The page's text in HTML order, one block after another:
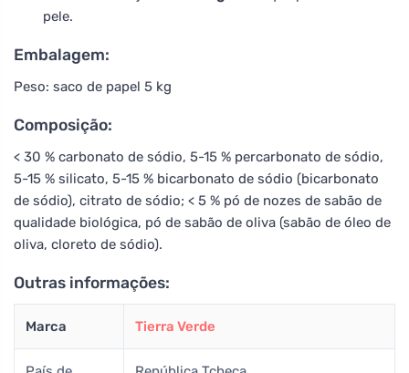
pele.
Embalagem:
Peso: saco de papel 5 kg
Composição:
< 30 % carbonato de sódio, 5-15 % percarbonato de sódio,
5-15 % silicato, 5-15 % bicarbonato de sódio (bicarbonato
de sódio), citrato de sódio; < 5 % pó de nozes de sabão de
qualidade biológica, pó de sabão de oliva (sabão de óleo de
oliva, cloreto de sódio).
Outras informações:
Marca Tierra Verde